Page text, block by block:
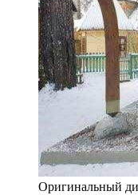
Оригинальный